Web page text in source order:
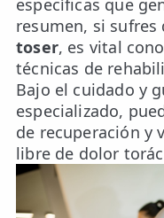
específicas que
resumen, si sufres
toser, es vital
técnicas de
Bajo el cuidado y
especializado,
de recuperación y
libre de dolor